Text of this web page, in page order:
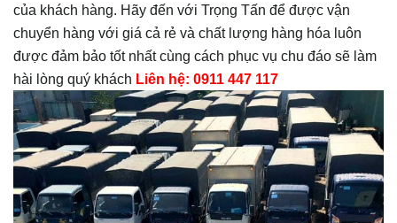
của khách hàng. Hãy đến với Trọng Tấn để được vận
chuyển hàng với giá cả rẻ và chất lượng hàng hóa luôn
được đảm bảo tốt nhất cùng cách phục vụ chu đáo sẽ làm
hài lòng quý khách Liên hệ: 0911 447 117